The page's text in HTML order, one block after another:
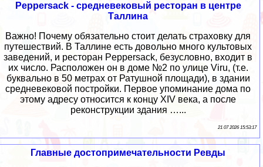
Peppersack - средневековый ресторан в центре
Таллина
Важно! Почему обязательно стоит делать страховку для
путешествий. В Таллине есть довольно много культовых
заведений, и ресторан Peppersack, безусловно, входит в
их число. Расположен он в доме №2 по улице Viru, (т.е.
буквально в 50 метрах от Ратушной площади), в здании
средневековой постройки. Первое упоминание дома по
этому адресу относится к концу XIV века, а после
реконструкции здания …...
21 07 2026 15:53:17
Главные достопримечательности Ревды